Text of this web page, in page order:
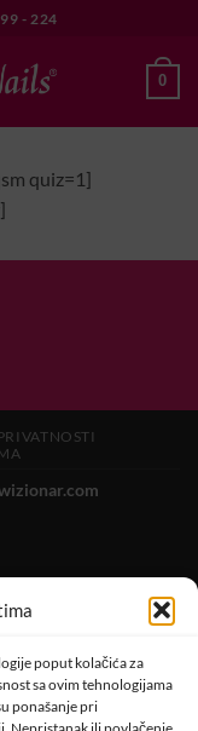
poput kolačića za
sa ovim tehnologijama
ponašanje pri
- 224
0
quiz=1]